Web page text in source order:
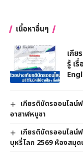
เนื้อหาอื่นๆ
เกีย
รู้ เ
เกียรติบัตรออนไลน์
อาสาฬหบูชา
เกียรติบัตรออนไลน์
บุหรี่โลก 2569 ห้องสมุด